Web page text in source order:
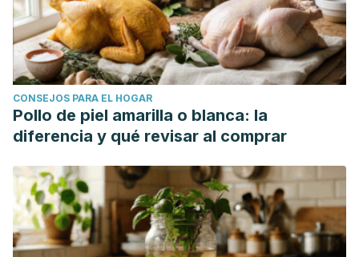
CONSEJOS PARA EL HOGAR
Pollo de piel amarilla o blanca: la
diferencia y qué revisar al comprar